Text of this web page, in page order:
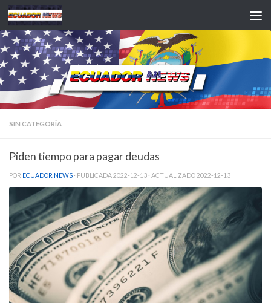
Saltar al contenido
SIN CATEGORÍA
Piden tiempo para pagar deudas
POR ECUADOR NEWS · PUBLICADA2022-12-13 · ACTUALIZADO2022-12-13